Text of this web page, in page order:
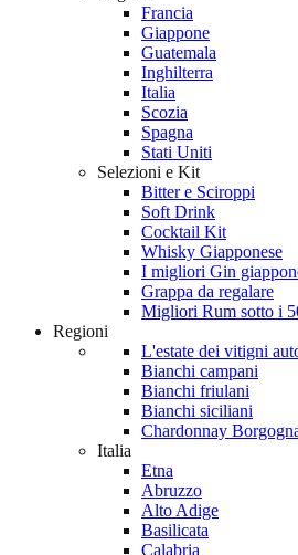
Francia
Giappone
Guatemala
Inghilterra
Italia
Scozia
Spagna
Stati Uniti
Selezioni e Kit
Bitter e Sciroppi
Soft Drink
Cocktail Kit
Whisky Giapponese
I migliori Gin
Grappa da regalare
Migliori Rum sotto i
Regioni
L'estate dei vitigni
Bianchi campani
Bianchi friulani
Bianchi siciliani
Chardonnay
Italia
Etna
Abruzzo
Alto Adige
Basilicata
Calabria